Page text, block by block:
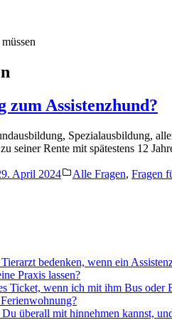
zum Assistenzhund?
Spezialausbildung,
seiner Rente mit spätestens 12
April 2024
Veröffentlicht
Alle Fragen, Fragen
bedenken, wenn ein
Praxis lassen?
Ticket, wenn ich mit ihm Bus oder
überall mit hinnehmen kannst,